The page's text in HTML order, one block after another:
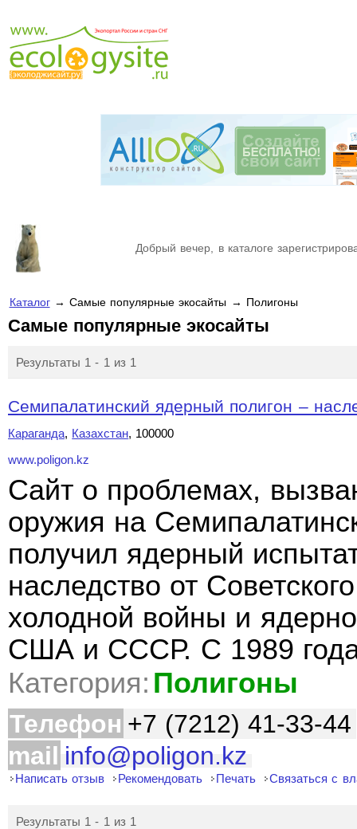
Добрый вечер, в каталоге
Каталог→ Самые популярные экосайты → Полигоны
Самые популярные экосайты
Результаты 1 - 1 из 1
Семипалатинский ядерный полигон –
Караганда, Казахстан, 100000
www.poligon.kz
Cайт о проблемах,
оружия на
получил ядерный
наследство от
холодной войны и
США и СССР. С 1989
Категория: Полигоны
Телефон +7 (7212) 41-33-44
mail info@poligon.kz
Написать отзыв Рекомендовать Печать Связаться с
Результаты 1 - 1 из 1